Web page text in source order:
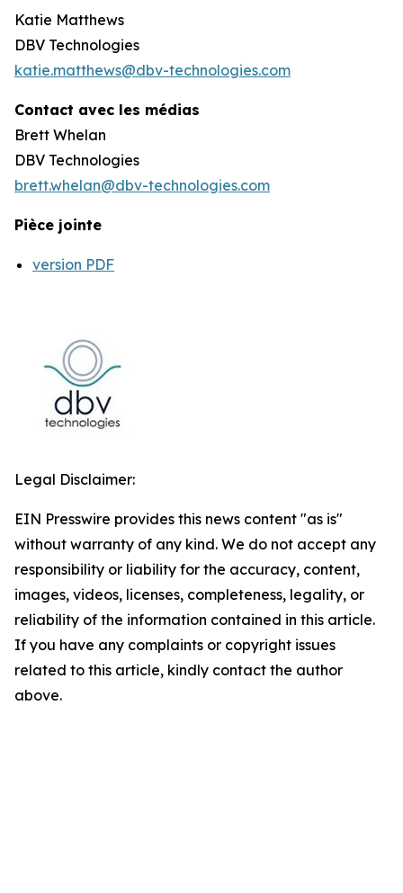
Katie Matthews
DBV Technologies
katie.matthews@dbv-technologies.com
Contact avec les médias
Brett Whelan
DBV Technologies
brett.whelan@dbv-technologies.com
Pièce jointe
version PDF
Legal Disclaimer:
EIN Presswire provides this news content "as is"
without warranty of any kind. We do not accept any
responsibility or liability for the accuracy, content,
images, videos, licenses, completeness, legality, or
reliability of the information contained in this article.
If you have any complaints or copyright issues
related to this article, kindly contact the author
above.